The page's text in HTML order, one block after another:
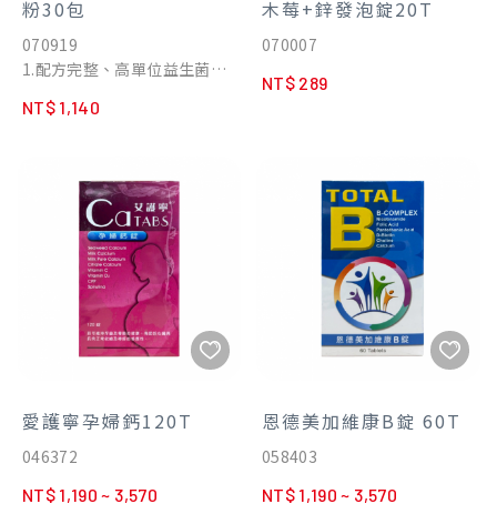
粉30包
070919
1.配方完整、高單位益生菌
2.添加含SOD-Like類超氧歧化
3.調節生理機能及調整體質。
4.益生菌通過耐膽鹽及胃酸試
NT$ 1,140
木莓+鋅發泡錠20T
070007
NT$ 289
愛護寧孕婦鈣120T
046372
NT$ 1,190 ~ 3,570
恩德美加維康B錠 60T
058403
NT$ 1,190 ~ 3,570